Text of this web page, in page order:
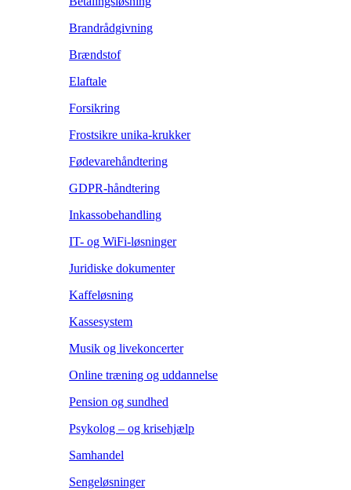
Brandrådgivning
Brændstof
Elaftale
Forsikring
Frostsikre unika-krukker
Fødevarehåndtering
GDPR-håndtering
Inkassobehandling
IT- og WiFi-løsninger
Juridiske dokumenter
Kaffeløsning
Kassesystem
Musik og livekoncerter
Online træning og uddannelse
Pension og sundhed
Psykolog – og krisehjælp
Samhandel
Sengeløsninger